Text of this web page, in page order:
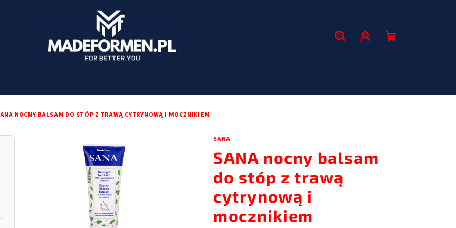
NOCNY BALSAM DO STÓP Z TRAWĄ CYTRYNOWĄ I MOCZNIKIEM
SANA
SANA nocny balsam
do stóp z trawą
cytrynową i
mocznikiem